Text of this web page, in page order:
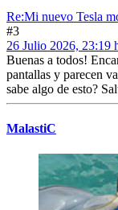
Re:Mi nuevo Tesla
#3
26 Julio 2026, 23:19
Buenas a todos!
pantallas y parecen
sabe algo de esto?
MalastiC